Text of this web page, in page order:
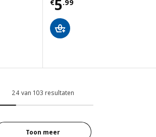
5 van 5 sterren. Totaal
€5.99
Prijs € 5.99
24 van 103 resultaten
Toon meer